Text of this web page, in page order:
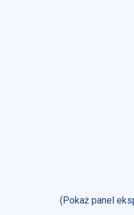
(Pokaż panel